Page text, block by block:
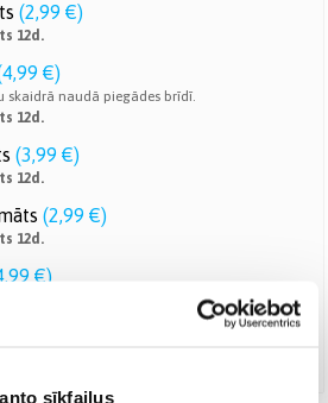
sīkfailus
(2,99 €)
12d.
4,99 €)
skaidrā naudā piegādes brīdī.
12d.
(3,99 €)
12d.
(2,99 €)
12d.
€)